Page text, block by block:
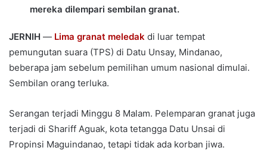
mereka dilempari sembilan granat.
JERNIH — Lima granat meledak di luar tempat
pemungutan suara (TPS) di Datu Unsay, Mindanao,
beberapa jam sebelum pemilihan umum nasional dimulai.
Sembilan orang terluka.
Serangan terjadi Minggu 8 Malam. Pelemparan granat juga
terjadi di Shariff Aguak, kota tetangga Datu Unsai di
Propinsi Maguindanao, tetapi tidak ada korban jiwa.